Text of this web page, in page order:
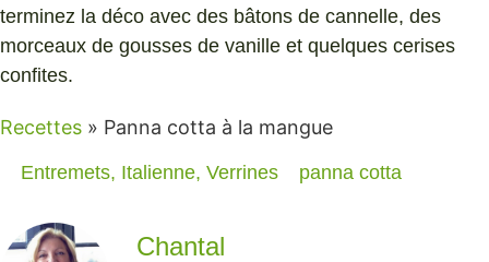
terminez la déco avec des bâtons de cannelle, des
morceaux de gousses de vanille et quelques cerises
confites.
Recettes » Panna cotta à la mangue
Entremets, Italienne, Verrines panna cotta
Chantal